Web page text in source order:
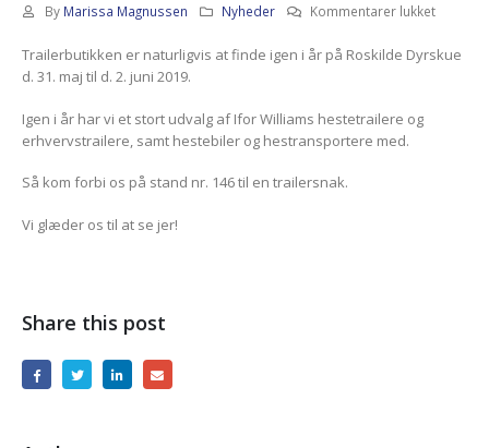
By Marissa Magnussen Nyheder Kommentarer lukkettil
på
Trailerbutikken er naturligvis at finde igen i år på Roskilde Dyrskue
d. 31. maj til d. 2. juni 2019.
Igen i år har vi et stort udvalg af Ifor Williams hestetrailere og
erhvervstrailere, samt hestebiler og hestransportere med.
Så kom forbi os på stand nr. 146 til en trailersnak.
Vi glæder os til at se jer!
Share this post